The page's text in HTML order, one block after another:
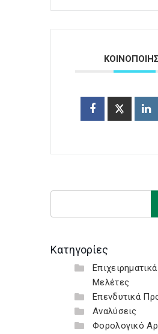
Κατηγορίες
Μελέτες
Επενδυτικά
Αναλύσεις
Φορολογικό